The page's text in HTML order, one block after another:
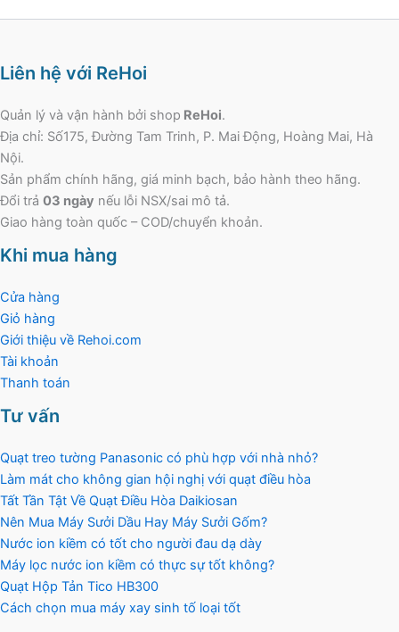
Liên hệ với ReHoi
Quản lý và vận hành bởi shop ReHoi.
Địa chỉ: Số175, Đường Tam Trinh, P. Mai Động, Hoàng Mai, Hà
Nội.
Sản phẩm chính hãng, giá minh bạch, bảo hành theo hãng.
Đổi trả 03 ngày nếu lỗi NSX/sai mô tả.
Giao hàng toàn quốc – COD/chuyển khoản.
Khi mua hàng
Cửa hàng
Giỏ hàng
Giới thiệu về Rehoi.com
Tài khoản
Thanh toán
Tư vấn
Quạt treo tường Panasonic có phù hợp với nhà nhỏ?
Làm mát cho không gian hội nghị với quạt điều hòa
Tất Tần Tật Về Quạt Điều Hòa Daikiosan
Nên Mua Máy Sưởi Dầu Hay Máy Sưởi Gốm?
Nước ion kiềm có tốt cho người đau dạ dày
Máy lọc nước ion kiềm có thực sự tốt không?
Quạt Hộp Tản Tico HB300
Cách chọn mua máy xay sinh tố loại tốt